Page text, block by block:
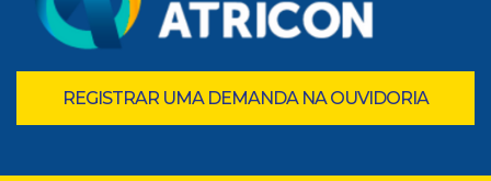
REGISTRAR UMA DEMANDA NA OUVIDORIA